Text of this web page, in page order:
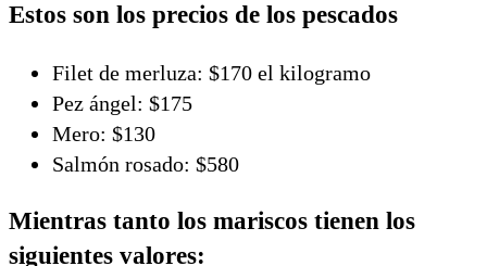
Estos son los precios de los pescados
Filet de merluza: $170 el kilogramo
Pez ángel: $175
Mero: $130
Salmón rosado: $580
Mientras tanto los mariscos tienen los
siguientes valores: